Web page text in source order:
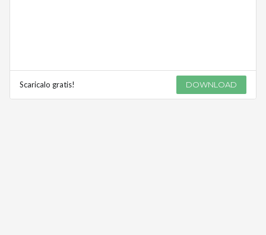
Scaricalo gratis! DOWNLOAD